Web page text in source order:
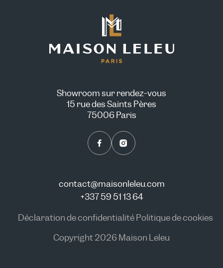
NOUS CONSULTER
Showroom sur rendez-vous
15 rue des Saints Pères
75006 Paris
contact@maisonleleu.com
+337 59 51 13 64
Copyright 2026 Maison Leleu
Déclaration de confidentialitéPolitique de cookies